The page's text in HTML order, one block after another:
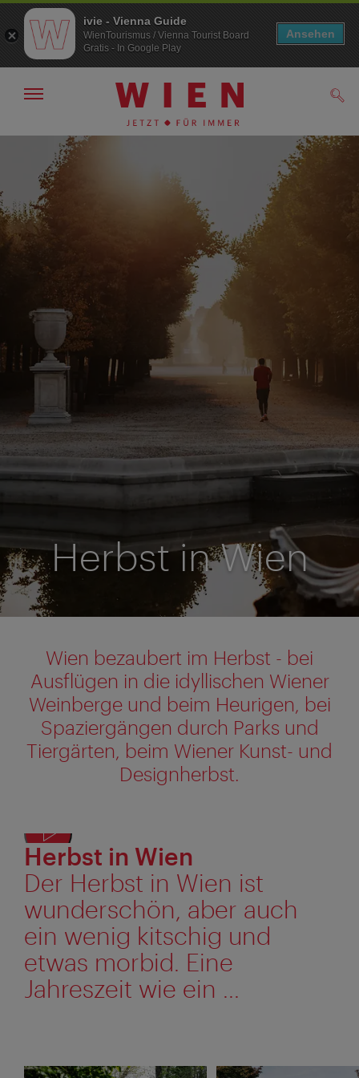
Zur
Navigation
Zum
Navigation
Herbst in Wien
Wien bezaubert im Herbst - bei
Ausflügen in die idyllischen Wiener
Weinberge und beim Heurigen, bei
Spaziergängen durch Parks und
Tiergärten, beim Wiener Kunst- und
Designherbst.
Herbst in Wien
Der Herbst in Wien ist
wunderschön, aber auch
ein wenig kitschig und
etwas morbid. Eine
Jahreszeit wie ein ...
ivie - Vienna Guide
WienTourismus / Vienna Tourist Board
Gratis - In Google Play
Ansehen